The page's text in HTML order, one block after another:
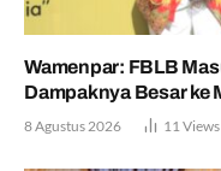
Wamenpar: FBLB
Dampaknya Besar ke
8 Agustus 2026 11 Views